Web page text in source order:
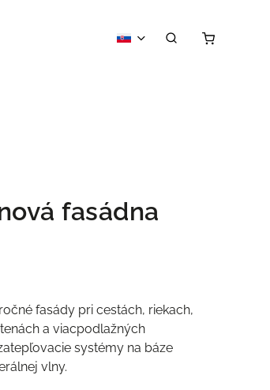
fasádna
fasády pri cestách, riekach,
a viacpodlažných
systémy na báze
vlny.